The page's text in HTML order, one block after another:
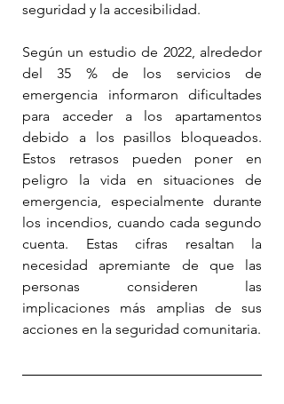
seguridad y la accesibilidad.
Según un estudio de 2022, alrededor
del 35 % de los servicios de
emergencia informaron dificultades
para acceder a los apartamentos
debido a los pasillos bloqueados.
Estos retrasos pueden poner en
peligro la vida en situaciones de
emergencia, especialmente durante
los incendios, cuando cada segundo
cuenta. Estas cifras resaltan la
necesidad apremiante de que las
personas consideren las
implicaciones más amplias de sus
acciones en la seguridad comunitaria.